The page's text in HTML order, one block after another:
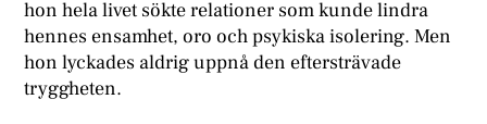
hon hela livet sökte relationer som kunde lindra
hennes ensamhet, oro och psykiska isolering. Men
hon lyckades aldrig uppnå den eftersträvade
tryggheten.